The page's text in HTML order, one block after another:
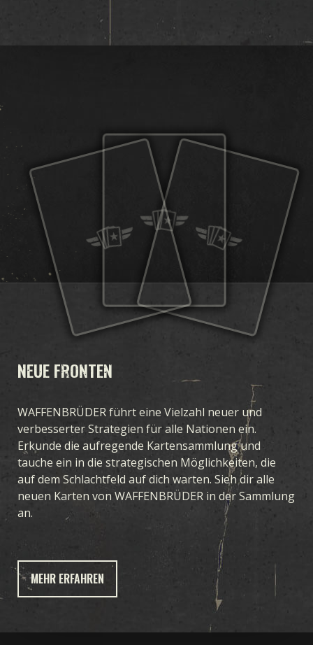
NEUE FRONTEN
WAFFENBRÜDER führt eine Vielzahl neuer und
verbesserter Strategien für alle Nationen ein.
Erkunde die aufregende Kartensammlung und
tauche ein in die strategischen Möglichkeiten, die
auf dem Schlachtfeld auf dich warten. Sieh dir alle
neuen Karten von WAFFENBRÜDER in der Sammlung
an.
MEHR ERFAHREN